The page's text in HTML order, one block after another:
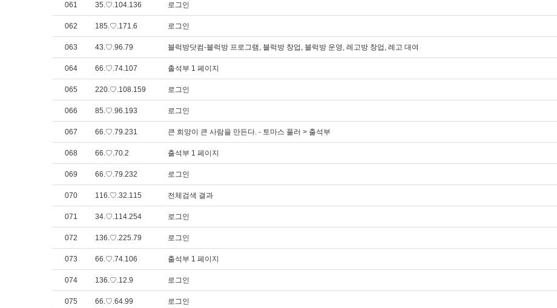
061 35.♡.104.136 로그인
062 185.♡.171.6 로그인
063 43.♡.96.79 블럭방닷컴-블럭방 프로그램, 블럭방 창업, 블럭방 운영, 레고방 창업, 레고 대여
064 66.♡.74.107 출석부 1 페이지
065 220.♡.108.159 로그인
066 85.♡.96.193 로그인
067 66.♡.79.231 큰 희망이 큰 사람을 만든다. - 토마스 풀러 > 출석부
068 66.♡.70.2 출석부 1 페이지
069 66.♡.79.232 로그인
070 116.♡.32.115 전체검색 결과
071 34.♡.114.254 로그인
072 136.♡.225.79 로그인
073 66.♡.74.106 출석부 1 페이지
074 136.♡.12.9 로그인
075 66.♡.64.99 로그인